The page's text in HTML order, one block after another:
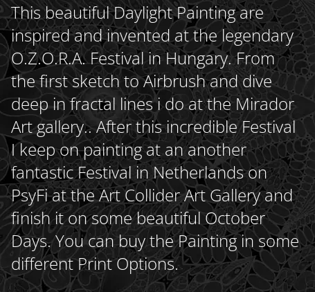
This beautiful Daylight Painting are
inspired and invented at the legendary
O.Z.O.R.A. Festival in Hungary. From
the first sketch to Airbrush and dive
deep in fractal lines i do at the Mirador
Art gallery.. After this incredible Festival
I keep on painting at an another
fantastic Festival in Netherlands on
PsyFi at the Art Collider Art Gallery and
finish it on some beautiful October
Days. You can buy the Painting in some
different Print Options.